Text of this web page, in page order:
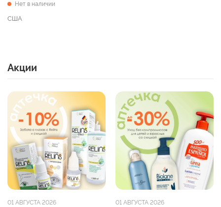
Нет в наличии
США
Акции
01 АВГУСТА 2026 01 АВГУСТА 2026